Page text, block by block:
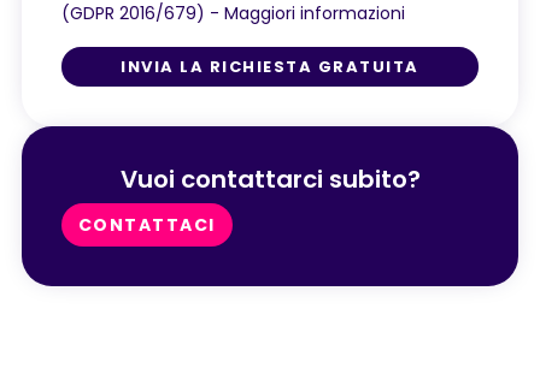
(GDPR 2016/679) - Maggiori informazioni
INVIA LA RICHIESTA GRATUITA
Vuoi contattarci subito?
CONTATTACI